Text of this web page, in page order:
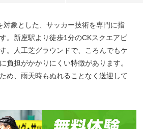
対象とした、サッカー技術を専門に指
。新座駅より徒歩1分のCKスクエアビ
。人工芝グラウンドで、ころんでもケ
負担がかかりにくい特徴があります。
め、雨天時もぬれることなく送迎して